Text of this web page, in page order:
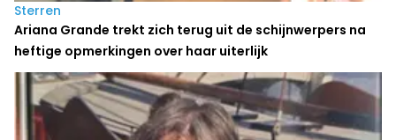
Sterren
Ariana Grande trekt zich terug uit de schijnwerpers na
heftige opmerkingen over haar uiterlijk